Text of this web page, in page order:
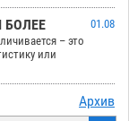
БОЛЕЕ
01.08
– это
или
Архив